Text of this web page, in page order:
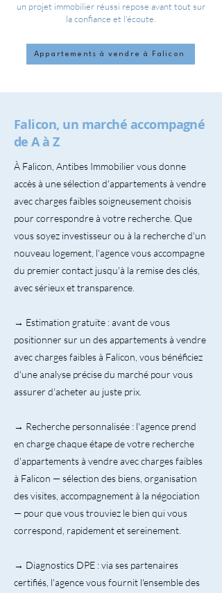
un projet immobilier réussi repose avant tout sur
la confiance et l'écoute.
Appartements à vendre à Falicon
Falicon, un marché accompagné
de A à Z
À Falicon, Antibes Immobilier vous donne
accès à une sélection d'appartements à vendre
avec charges faibles soigneusement choisis
pour correspondre à votre recherche. Que
vous soyez investisseur ou à la recherche d'un
nouveau logement, l'agence vous accompagne
du premier contact jusqu'à la remise des clés,
avec sérieux et transparence.
→ Estimation gratuite : avant de vous
positionner sur un des appartements à vendre
avec charges faibles à Falicon, vous bénéficiez
d'une analyse précise du marché pour vous
assurer d'acheter au juste prix.
→ Recherche personnalisée : l'agence prend
en charge chaque étape de votre recherche
d'appartements à vendre avec charges faibles
à Falicon — sélection des biens, organisation
des visites, accompagnement à la négociation
— pour que vous trouviez le bien qui vous
correspond, rapidement et sereinement.
→ Diagnostics DPE : via ses partenaires
certifiés, l'agence vous fournit l'ensemble des